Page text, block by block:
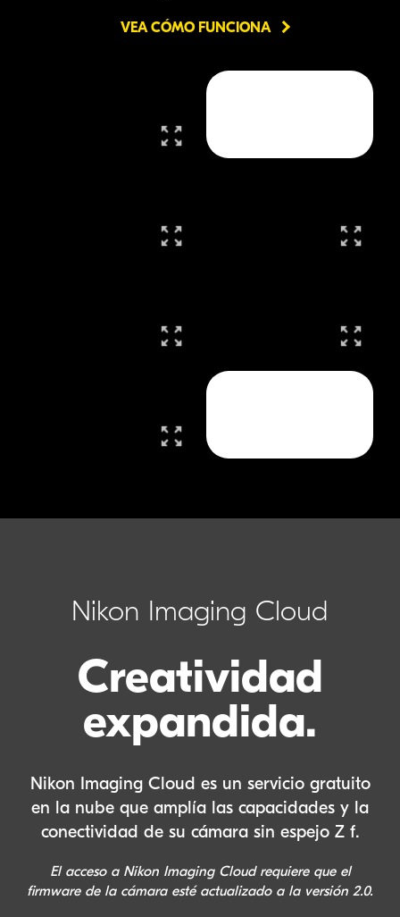
VEA CÓMO FUNCIONA
Nikon Imaging Cloud
Creatividad
expandida.
Nikon Imaging Cloud es un servicio gratuito
en la nube que amplía las capacidades y la
conectividad de su cámara sin espejo Z f.
El acceso a Nikon Imaging Cloud requiere que el
firmware de la cámara esté actualizado a la versión 2.0.